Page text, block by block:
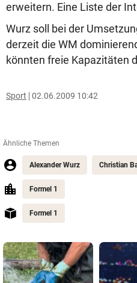
erweitern. Eine Liste der
Wurz soll bei der
derzeit die WM
könnten freie Kapazitäten
Sport 02.06.2009 10:42
Ähnliche Themen
Alexander Wurz Christian
Formel 1
Formel 1